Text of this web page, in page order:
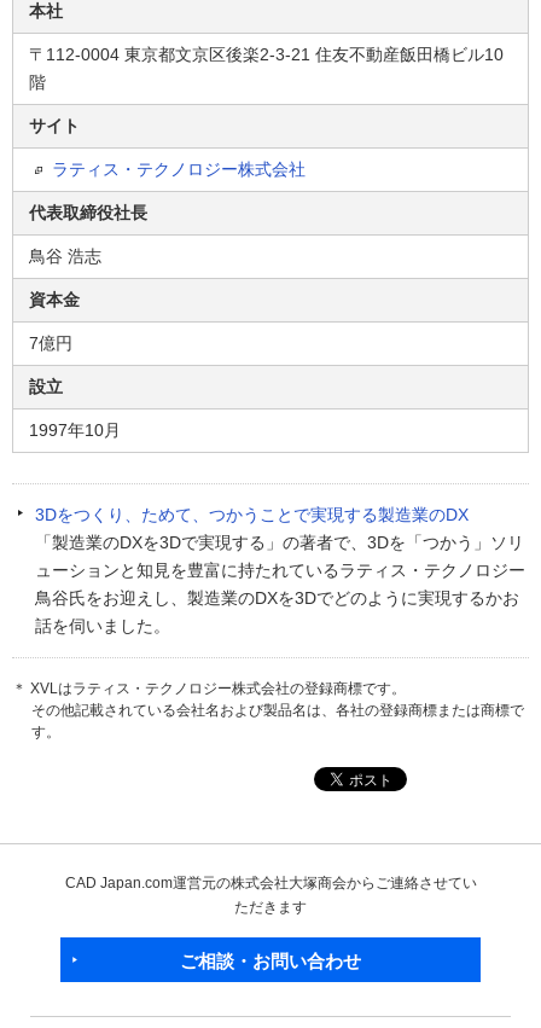
本社
〒112-0004 東京都文京区後楽2-3-21 住友不動産飯田橋ビル10
階
サイト
ラティス・テクノロジー株式会社
代表取締役社長
鳥谷 浩志
資本金
7億円
設立
1997年10月
3Dをつくり、ためて、つかうことで実現する製造業のDX
「製造業のDXを3Dで実現する」の著者で、3Dを「つかう」ソリ
ューションと知見を豊富に持たれているラティス・テクノロジー
鳥谷氏をお迎えし、製造業のDXを3Dでどのように実現するかお
話を伺いました。
＊ XVLはラティス・テクノロジー株式会社の登録商標です。
その他記載されている会社名および製品名は、各社の登録商標または商標で
す。
CAD Japan.com運営元の株式会社大塚商会からご連絡させてい
ただきます
ご相談・お問い合わせ